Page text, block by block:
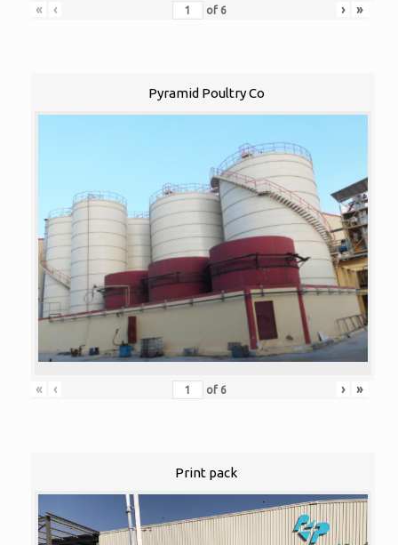
« ‹ of 6 › »
Pyramid Poultry Co
« ‹ of 6 › »
Print pack